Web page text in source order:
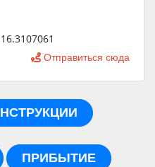
Отправиться сюда
ПРИБЫТИЕ